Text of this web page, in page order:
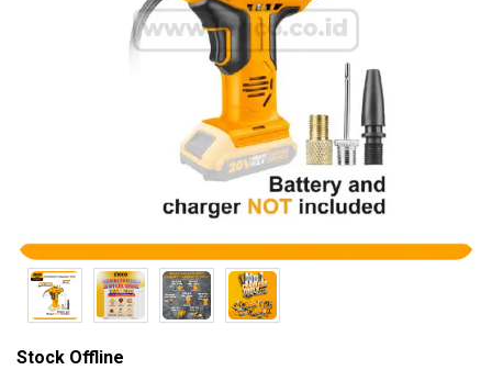
Stock Offline
Power
Tools
Accessories